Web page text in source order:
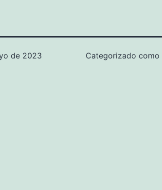
de 2023
Categorizado como